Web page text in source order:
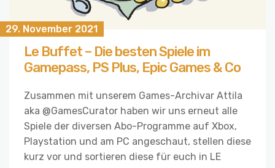
29. November 2021
Le Buffet – Die besten Spiele im
Gamepass, PS Plus, Epic Games & Co
Zusammen mit unserem Games-Archivar Attila
aka @GamesCurator haben wir uns erneut alle
Spiele der diversen Abo-Programme auf Xbox,
Playstation und am PC angeschaut, stellen diese
kurz vor und sortieren diese für euch in LE